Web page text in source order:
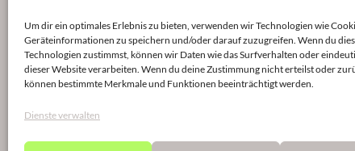
Um dir ein optimales Erlebnis zu bieten, verwenden wir Technologien wie
Geräteinformationen zu speichern und/oder darauf zuzugreifen. Wenn du
Technologien zustimmst, können wir Daten wie das Surfverhalten oder
dieser Website verarbeiten. Wenn du deine Zustimmung nicht erteilst oder
können bestimmte Merkmale und Funktionen beeinträchtigt werden.
Dienste verwalten